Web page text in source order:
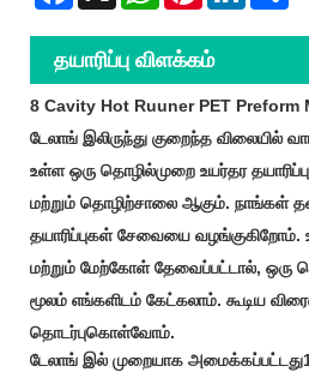
தயாரிப்பு விளக்கம்
8 Cavity Hot Ruuner PET Preform
டேலாங் இலிருந்து குறைந்த விலையில்
உள்ள ஒரு தொழில்முறை உயர்தர
மற்றும் தொழிற்சாலை ஆகும். நாங்கள்
தயாரிப்புகள் சேவையை வழங்குகிறோம்.
மற்றும் மேற்கோள் தேவைப்பட்டால், ஒரு
மூலம் எங்களிடம் கேட்கலாம். கூடிய
தொடர்புகொள்வோம்.
டேலாங் இல் முறையாக அமைக்கப்பட்டது